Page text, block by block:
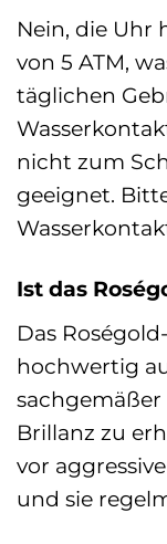
Nein, die Uhr
von 5 ATM,
täglichen
nicht zum
geeignet.
Ist das
Das
hochwertig
Brillanz zu
vor
und sie